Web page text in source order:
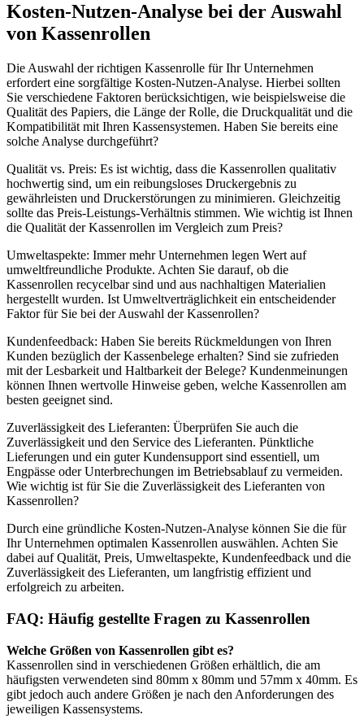
Kosten-Nutzen-Analyse bei der Auswahl
von Kassenrollen
Die Auswahl der richtigen Kassenrolle für Ihr Unternehmen
erfordert eine sorgfältige Kosten-Nutzen-Analyse. Hierbei sollten
Sie verschiedene Faktoren berücksichtigen, wie beispielsweise die
Qualität des Papiers, die Länge der Rolle, die Druckqualität und die
Kompatibilität mit Ihren Kassensystemen. Haben Sie bereits eine
solche Analyse durchgeführt?
Qualität vs. Preis: Es ist wichtig, dass die Kassenrollen qualitativ
hochwertig sind, um ein reibungsloses Druckergebnis zu
gewährleisten und Druckerstörungen zu minimieren. Gleichzeitig
sollte das Preis-Leistungs-Verhältnis stimmen. Wie wichtig ist Ihnen
die Qualität der Kassenrollen im Vergleich zum Preis?
Umweltaspekte: Immer mehr Unternehmen legen Wert auf
umweltfreundliche Produkte. Achten Sie darauf, ob die
Kassenrollen recycelbar sind und aus nachhaltigen Materialien
hergestellt wurden. Ist Umweltverträglichkeit ein entscheidender
Faktor für Sie bei der Auswahl der Kassenrollen?
Kundenfeedback: Haben Sie bereits Rückmeldungen von Ihren
Kunden bezüglich der Kassenbelege erhalten? Sind sie zufrieden
mit der Lesbarkeit und Haltbarkeit der Belege? Kundenmeinungen
können Ihnen wertvolle Hinweise geben, welche Kassenrollen am
besten geeignet sind.
Zuverlässigkeit des Lieferanten: Überprüfen Sie auch die
Zuverlässigkeit und den Service des Lieferanten. Pünktliche
Lieferungen und ein guter Kundensupport sind essentiell, um
Engpässe oder Unterbrechungen im Betriebsablauf zu vermeiden.
Wie wichtig ist für Sie die Zuverlässigkeit des Lieferanten von
Kassenrollen?
Durch eine gründliche Kosten-Nutzen-Analyse können Sie die für
Ihr Unternehmen optimalen Kassenrollen auswählen. Achten Sie
dabei auf Qualität, Preis, Umweltaspekte, Kundenfeedback und die
Zuverlässigkeit des Lieferanten, um langfristig effizient und
erfolgreich zu arbeiten.
FAQ: Häufig gestellte Fragen zu Kassenrollen
Welche Größen von Kassenrollen gibt es?
Kassenrollen sind in verschiedenen Größen erhältlich, die am
häufigsten verwendeten sind 80mm x 80mm und 57mm x 40mm. Es
gibt jedoch auch andere Größen je nach den Anforderungen des
jeweiligen Kassensystems.